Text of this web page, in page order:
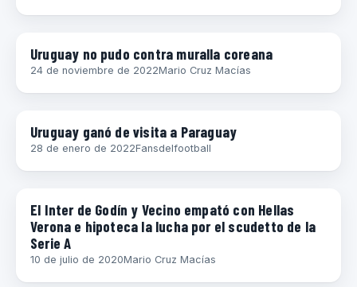
Uruguay no pudo contra muralla coreana
24 de noviembre de 2022Mario Cruz Macías
Uruguay ganó de visita a Paraguay
28 de enero de 2022Fansdelfootball
El Inter de Godín y Vecino empató con Hellas
Verona e hipoteca la lucha por el scudetto de la
Serie A
10 de julio de 2020Mario Cruz Macías